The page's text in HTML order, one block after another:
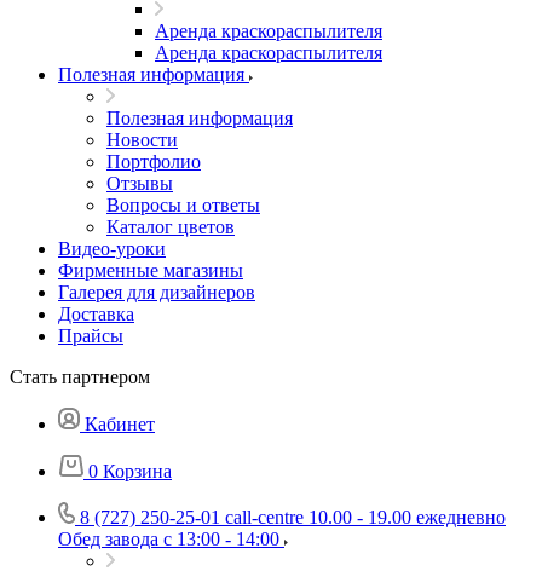
Аренда краскораспылителя
Аренда краскораспылителя
Полезная информация
Полезная информация
Новости
Портфолио
Отзывы
Вопросы и ответы
Каталог цветов
Видео-уроки
Фирменные магазины
Галерея для дизайнеров
Доставка
Прайсы
Стать партнером
Кабинет
0 Корзина
8 (727) 250-25-01 call-centre 10.00 - 19.00 ежедневно
Обед завода с 13:00 - 14:00